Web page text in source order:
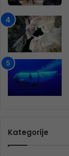
Kategorije